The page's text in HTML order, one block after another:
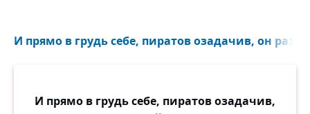
И прямо в грудь себе, пиратов озадачив, он
И прямо в грудь себе, пиратов озадачив,